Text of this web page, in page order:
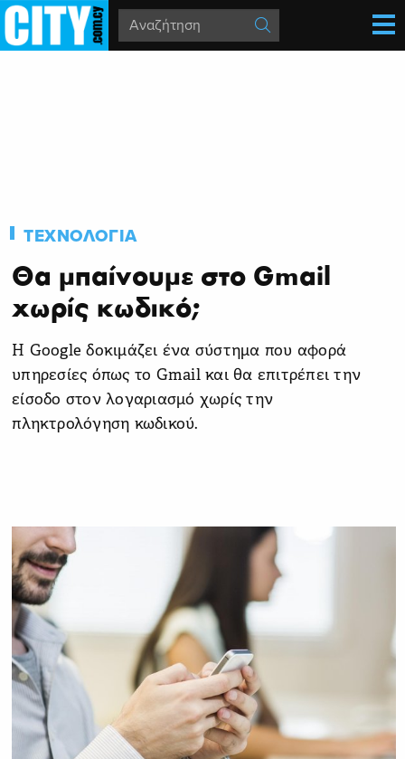
ΤΕΧΝΟΛΟΓΙΑ
Θα μπαίνουμε στο Gmail
χωρίς κωδικό;
Η Google δοκιμάζει ένα σύστημα που αφορά
υπηρεσίες όπως το Gmail και θα επιτρέπει την
είσοδο στον λογαριασμό χωρίς την
πληκτρολόγηση κωδικού.